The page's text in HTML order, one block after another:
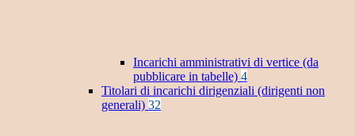
Incarichi amministrativi di vertice (da
pubblicare in tabelle) 4
Titolari di incarichi dirigenziali (dirigenti non
generali) 32